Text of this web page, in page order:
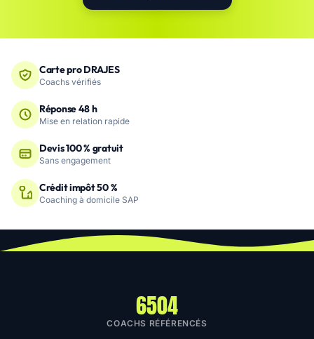
Carte pro DRAJES
Coachs vérifiés
Réponse 48 h
Mise en relation rapide
Devis 100 % gratuit
Sans engagement
Crédit impôt 50 %
Coaching à domicile SAP
6504
COACHS RÉFÉRENCÉS